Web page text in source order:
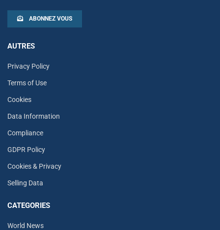
ABONNEZ VOUS
AUTRES
Privacy Policy
Terms of Use
Cookies
Data Information
Compliance
GDPR Policy
Cookies & Privacy
Selling Data
CATEGORIES
World News